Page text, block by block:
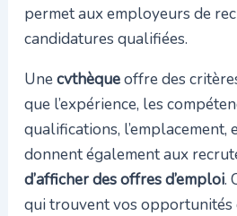
permet aux employeurs de
candidatures qualifiées.
Unecvthèqueoffre des
que l’expérience, les
qualifications, l’emplacement,
donnent également aux
d’afficher des offres d’emploi.
qui trouvent vos opportunités